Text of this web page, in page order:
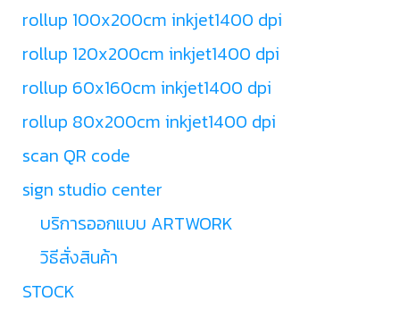
rollup 100x200cm inkjet1400 dpi
rollup 120x200cm inkjet1400 dpi
rollup 60x160cm inkjet1400 dpi
rollup 80x200cm inkjet1400 dpi
scan QR code
sign studio center
บริการออกแบบ ARTWORK
วิธีสั่งสินค้า
STOCK